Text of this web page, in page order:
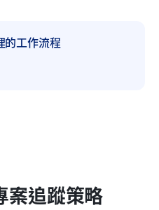
的工作流程
案追蹤策略